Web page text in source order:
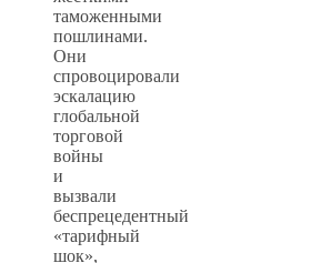
таможенными
пошлинами.
Они
спровоцировали
эскалацию
глобальной
торговой
войны
и
вызвали
беспрецедентный
«тарифный
шок»,